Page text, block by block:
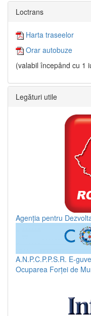
Loctrans
Harta traseelor
Orar autobuze
(valabil începând cu 1
Legături utile
Agenția pentru
A.N.P.C.P.P.S.R. E-
Ocuparea Forței de